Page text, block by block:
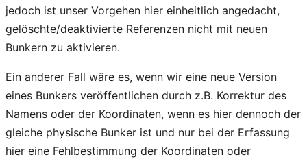
jedoch ist unser Vorgehen hier einheitlich angedacht,
gelöschte/deaktivierte Referenzen nicht mit neuen
Bunkern zu aktivieren.
Ein anderer Fall wäre es, wenn wir eine neue Version
eines Bunkers veröffentlichen durch z.B. Korrektur des
Namens oder der Koordinaten, wenn es hier dennoch der
gleiche physische Bunker ist und nur bei der Erfassung
hier eine Fehlbestimmung der Koordinaten oder